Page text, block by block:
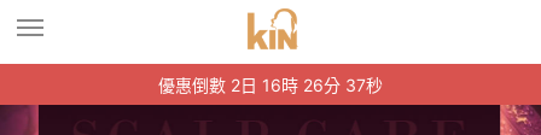
優惠倒數 2日 16時 26分 37秒